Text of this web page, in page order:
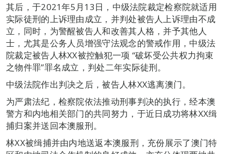
其后，于2021年5月13日，中级法院裁定检察院就适用
实际徒刑的上诉理由成立，并判处被告人上诉理由不成
立，同时，为警醒被告人和改善其人格，并予其他人
士，尤其是公务人员增强守法观念的警戒作用，中级法
院裁定被告人林XX被控触犯一项 “破坏受公共权力拘束
之物件罪”罪名成立，判处二年实际徒刑。
中级法院作出判决之后，被告人林XX逃离澳门。
为严肃法纪，检察院依法推动刑事判决的执行，经本澳
警方和内地相关部门的共同努力，于近日成功将林XX缉
捕归案并送回本澳服刑。
林XX被缉捕并由内地送返本澳服刑，充份展示了澳门特